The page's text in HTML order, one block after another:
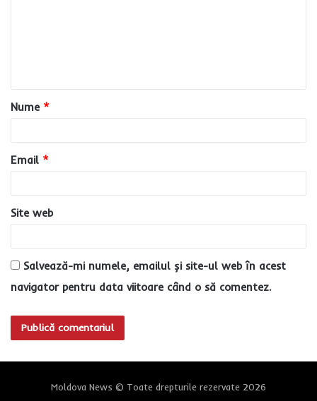
a
r
u
*
Nume *
Email *
Site web
Salvează-mi numele, emailul și site-ul web în acest
navigator pentru data viitoare când o să comentez.
Moldova News © Toate drepturile rezervate 2026